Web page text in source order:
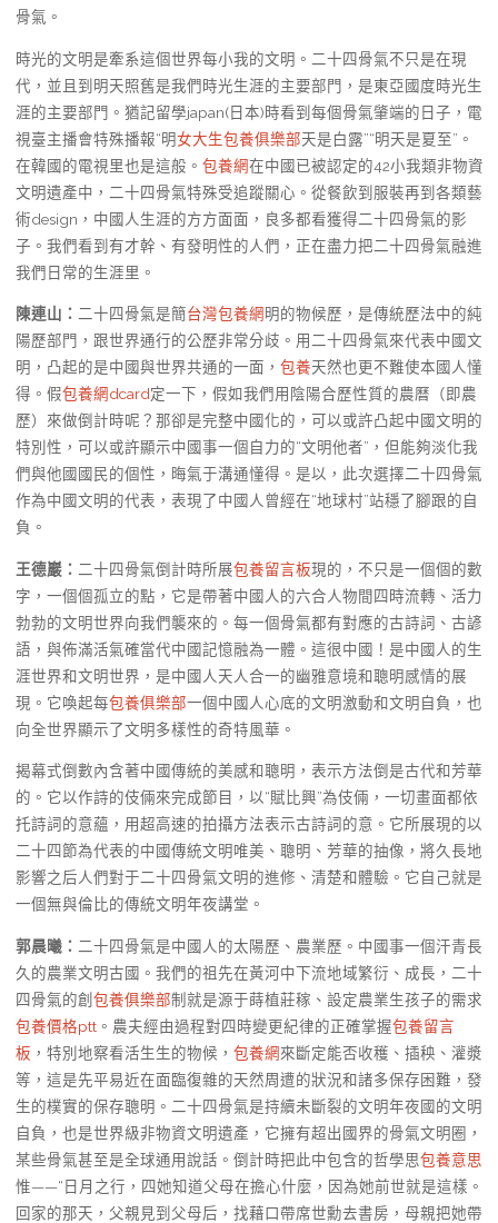
骨氣。
時光的文明是牽系這個世界每小我的文明。二十四骨氣不只是在現
代，並且到明天照舊是我們時光生涯的主要部門，是東亞國度時光生
涯的主要部門。猶記留學japan(日本)時看到每個骨氣肇端的日子，電
視臺主播會特殊播報“明女大生包養俱樂部天是白露”“明天是夏至”。
在韓國的電視里也是這般。 包養網在中國已被認定的42小我類非物資
文明遺產中，二十四骨氣特殊受追蹤關心。從餐飲到服裝再到各類藝
術design，中國人生涯的方方面面，良多都看獲得二十四骨氣的影
子。我們看到有才幹、有發明性的人們，正在盡力把二十四骨氣融進
我們日常的生涯里。
陳連山： 二十四骨氣是簡台灣包養網 明的物候歷，是傳統歷法中的純
陽歷部門，跟世界通行的公歷非常分歧。用二十四骨氣來代表中國文
明，凸起的是中國與世界共通的一面， 包養天然也更不難使本國人懂
得。假包養網dcard定一下，假如我們用陰陽合歷性質的農曆（即農
歷）來做倒計時呢？那卻是完整中國化的，可以或許凸起中國文明的
特別性，可以或許顯示中國事一個自力的“文明他者”，但能夠淡化我
們與他國國民的個性，晦氣于溝通懂得。是以，此次選擇二十四骨氣
作為中國文明的代表，表現了中國人曾經在“地球村”站穩了腳跟的自
負。
王德巖： 二十四骨氣倒計時所展包養留言板現的，不只是一個個的數
字，一個個孤立的點，它是帶著中國人的六合人物間四時流轉、活力
勃勃的文明世界向我們襲來的。每一個骨氣都有對應的古詩詞、古諺
語，與佈滿活氣確當代中國記憶融為一體。這很中國！是中國人的生
涯世界和文明世界，是中國人天人合一的幽雅意境和聰明感情的展
現。它喚起每包養俱樂部一個中國人心底的文明激動和文明自負，也
向全世界顯示了文明多樣性的奇特風華。
揭幕式倒數內含著中國傳統的美感和聰明，表示方法倒是古代和芳華
的。它以作詩的伎倆來完成節目，以“賦比興”為伎倆，一切畫面都依
托詩詞的意蘊，用超高速的拍攝方法表示古詩詞的意。它所展現的以
二十四節為代表的中國傳統文明唯美、聰明、芳華的抽像，將久長地
影響之后人們對于二十四骨氣文明的進修、清楚和體驗。它自己就是
一個無與倫比的傳統文明年夜講堂。
郭晨曦： 二十四骨氣是中國人的太陽歷、農業歷。中國事一個汗青長
久的農業文明古國。我們的祖先在黃河中下流地域繁衍、成長，二十
四骨氣的創 包養俱樂部制就是源于蒔植莊稼、設定農業生孩子的需求
包養價格ptt。農夫經由過程對四時變更紀律的正確掌握包養留言
板 ，特別地察看活生生的物候， 包養網來斷定能否收穫、插秧、灌漿
等，這是先平易近在面臨復雜的天然周遭的狀況和諸多保存困難，發
生的樸實的保存聰明。二十四骨氣是持續未斷裂的文明年夜國的文明
自負，也是世界級非物資文明遺產，它擁有超出國界的骨氣文明圈，
某些骨氣甚至是全球通用說話。倒計時把此中包含的哲學思包養意思
惟——“日月之行，四她知道父母在擔心什麼，因為她前世就是這樣。
回家的那天，父親見到父母后，找藉口帶席世勳去書房，母親把她帶